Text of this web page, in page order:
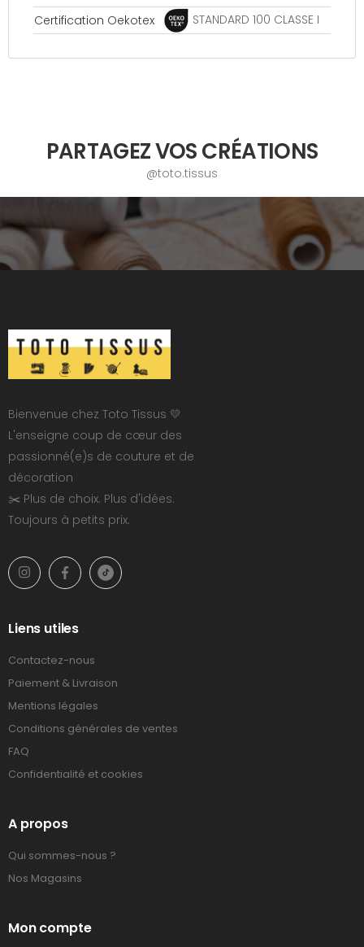
Certification Oekotex STANDARD 100 CLASSE I
PARTAGEZ VOS CRÉATIONS
@toto.tissus
Bienvenue chez Toto Tissus 💛
L'enseigne coup de cœur des
passionné(e)s de couture et de
décoration
✂️ Plus de choix. Plus d'idées.
Toujours à petits prix.
Liens utiles
Contactez-nous
Paiement & Livraison
Mentions légales
Conditions générales de ventes
FAQ
Confidentialité et cookies
A propos
Qui sommes-nous ?
Nos Magasins
Mon compte